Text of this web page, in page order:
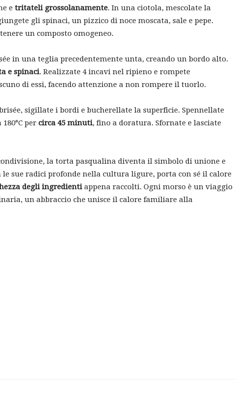
e tritateli grossolanamente. In una ciotola, mescolate la
gli spinaci, un pizzico di noce moscata, sale e pepe.
un composto omogeneo.
in una teglia precedentemente unta, creando un bordo alto.
e spinaci. Realizzate 4 incavi nel ripieno e rompete
di essi, facendo attenzione a non rompere il tuorlo.
sigillate i bordi e bucherellate la superficie. Spennellate
per circa 45 minuti, fino a doratura. Sfornate e lasciate
la torta pasqualina diventa il simbolo di unione e
sue radici profonde nella cultura ligure, porta con sé il calore
degli ingredientiappena raccolti. Ogni morso è un viaggio
un abbraccio che unisce il calore familiare alla